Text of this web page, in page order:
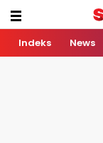
Indeks News